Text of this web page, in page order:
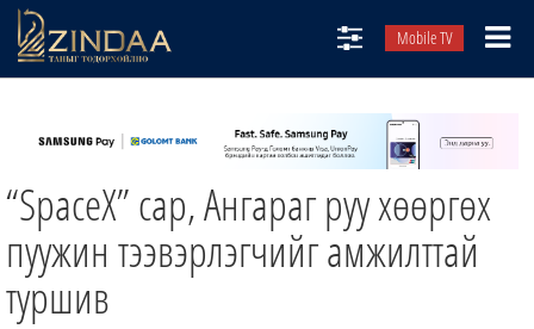
Mobile TV
ТВ8
ӨГЛӨӨНИЙ СОНИН
АУДИО ЗОХИОЛ
ЗИНДАА СЭТГҮҮЛ
“SpaceX” сар, Ангараг руу хөөргөх
пуужин тээвэрлэгчийг амжилттай
туршив